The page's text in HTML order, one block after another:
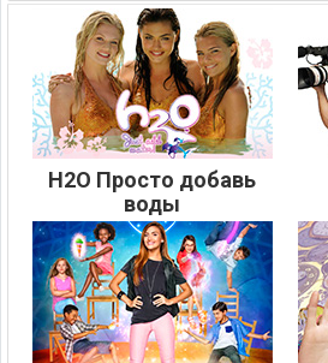
H2O Просто добавь
воды